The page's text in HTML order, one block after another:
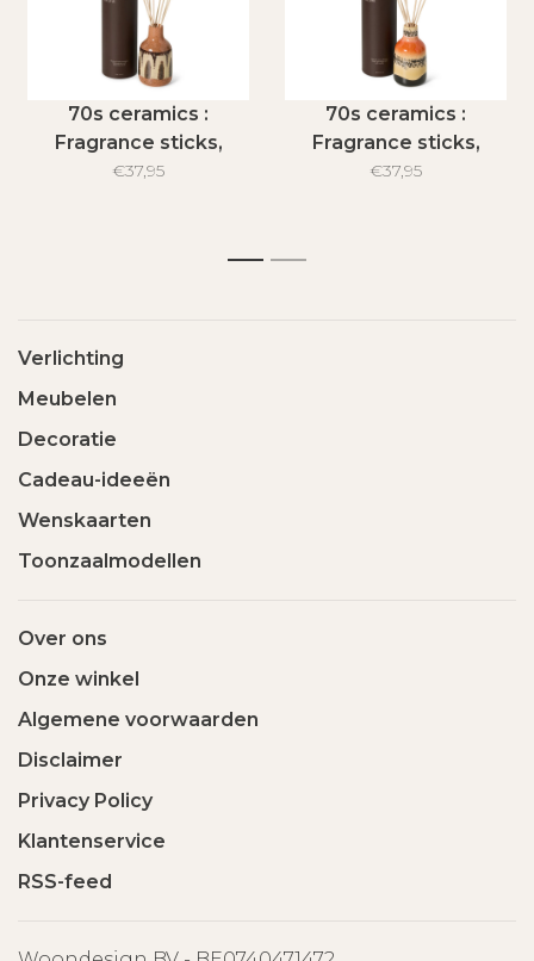
70s ceramics :
Fragrance sticks,
Kyoto
€37,95
70s ceramics :
Fragrance sticks,
Tulum
€37,95
1 2
Verlichting
Meubelen
Decoratie
Cadeau-ideeën
Wenskaarten
Toonzaalmodellen
Over ons
Onze winkel
Algemene voorwaarden
Disclaimer
Privacy Policy
Klantenservice
RSS-feed